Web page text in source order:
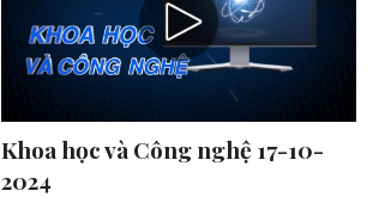
Khoa học và Công nghệ 17-10-
2024